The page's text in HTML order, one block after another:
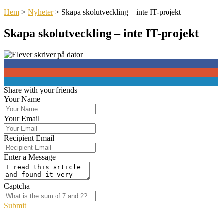
Hem > Nyheter> Skapa skolutveckling – inte IT-projekt
Skapa skolutveckling – inte IT-projekt
Share with your friends
Your Name
Your Email
Recipient Email
Enter a Message
Captcha
Submit